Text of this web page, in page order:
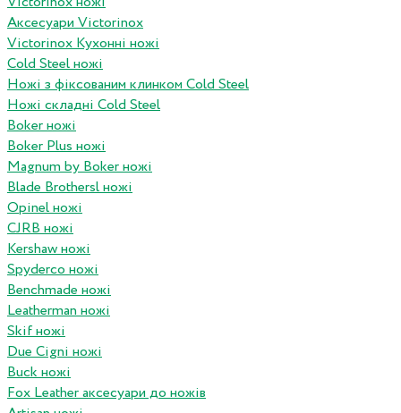
Аксесуари Victorinox
Victorinox Кухонні ножі
Cold Steel ножі
Ножі з фіксованим клинком Cold Steel
Ножі складні Cold Steel
Boker ножі
Boker Plus ножі
Magnum by Boker ножі
Blade Brothersl ножі
Opinel ножі
CJRB ножі
Kershaw ножі
Spyderco ножі
Benchmade ножі
Leatherman ножі
Skif ножі
Due Cigni ножі
Buck ножі
Fox Leather аксесуари до ножів